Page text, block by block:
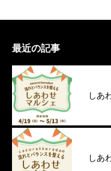
最近の記事
しあ
しあ